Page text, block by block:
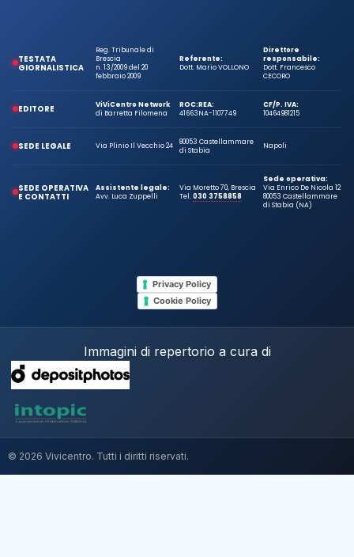
TESTATA
GIORNALISTICA
Reg. Tribunale di
Brescia
n. 13/2009 del 20
febbraio 2009
Referente:
Dott. Mario VOLLONO
Direttore
responsabile:
Dott. Francesco
CECORO
EDITORE
ViViCentro Network
di Barretta Filomena
ROC:
41663
REA:
NA-1107749
CF/P. IVA:
10464981215
SEDE LEGALE Via Plinio Il Vecchio 24
80053 Castellammare
di Stabia
Napoli
SEDE OPERATIVA
E CONTATTI
Assistente legale:
Avv. Luca Zuppelli
Via Moretto 70, Brescia
Tel.030 3758858
Sede operativa:
Via Enrico De Nicola 12
80053 Castellammare
di Stabia (NA)
Privacy Policy
Cookie Policy
Immagini di repertorio a cura di
© 2026 Vivicentro. Tutti i diritti riservati.